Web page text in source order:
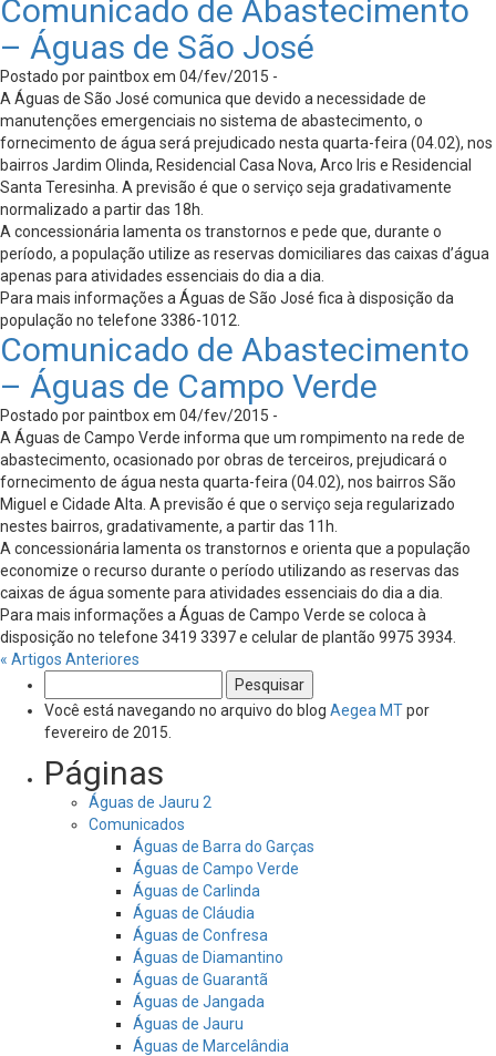
Comunicado de Abastecimento
– Águas de São José
Postado por paintbox em 04/fev/2015 -
A Águas de São José comunica que devido a necessidade de
manutenções emergenciais no sistema de abastecimento, o
fornecimento de água será prejudicado nesta quarta-feira (04.02), nos
bairros Jardim Olinda, Residencial Casa Nova, Arco Iris e Residencial
Santa Teresinha. A previsão é que o serviço seja gradativamente
normalizado a partir das 18h.
A concessionária lamenta os transtornos e pede que, durante o
período, a população utilize as reservas domiciliares das caixas d’água
apenas para atividades essenciais do dia a dia.
Para mais informações a Águas de São José fica à disposição da
população no telefone 3386-1012.
Comunicado de Abastecimento
– Águas de Campo Verde
Postado por paintbox em 04/fev/2015 -
A Águas de Campo Verde informa que um rompimento na rede de
abastecimento, ocasionado por obras de terceiros, prejudicará o
fornecimento de água nesta quarta-feira (04.02), nos bairros São
Miguel e Cidade Alta. A previsão é que o serviço seja regularizado
nestes bairros, gradativamente, a partir das 11h.
A concessionária lamenta os transtornos e orienta que a população
economize o recurso durante o período utilizando as reservas das
caixas de água somente para atividades essenciais do dia a dia.
Para mais informações a Águas de Campo Verde se coloca à
disposição no telefone 3419 3397 e celular de plantão 9975 3934.
« Artigos Anteriores
por:
Você está navegando no arquivo do blog Aegea MTpor
fevereiro de 2015.
Páginas
Águas de Jauru 2
Comunicados
Águas de Barra do Garças
Águas de Campo Verde
Águas de Carlinda
Águas de Cláudia
Águas de Confresa
Águas de Diamantino
Águas de Guarantã
Águas de Jangada
Águas de Jauru
Águas de Marcelândia